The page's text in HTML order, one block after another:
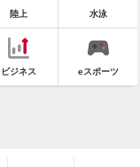
陸上 水泳
ビジネス eスポーツ